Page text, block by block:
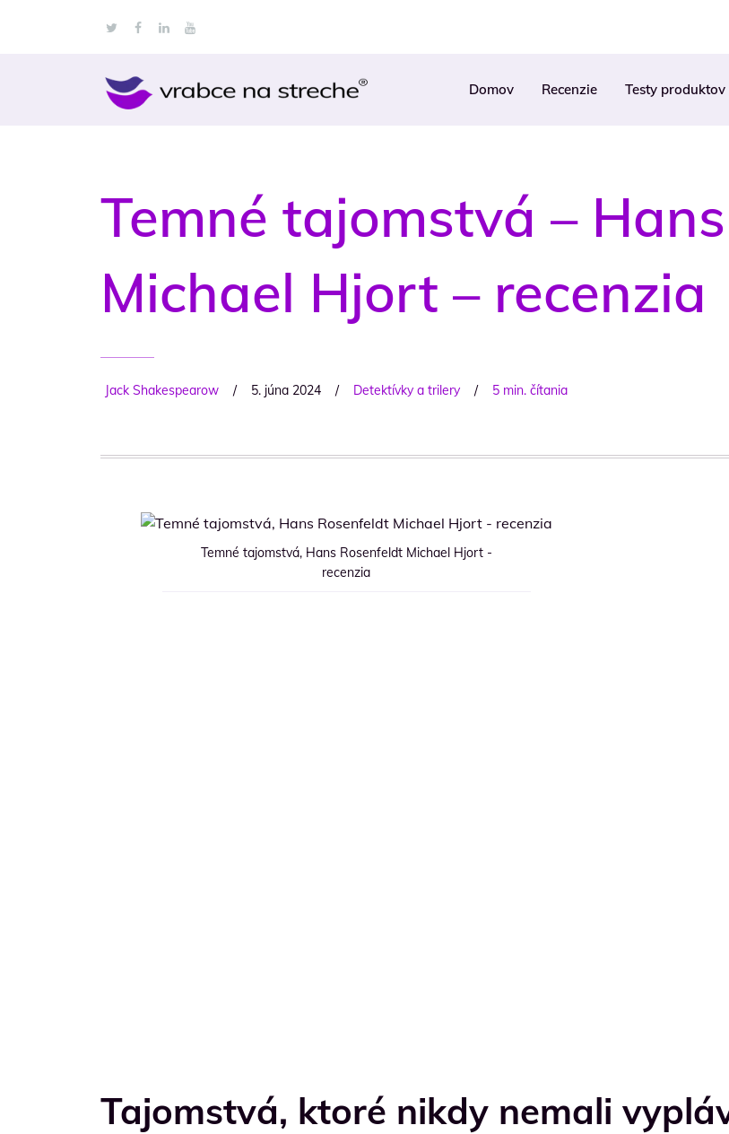
Domov Recenzie Testy
Temné tajomstvá –
Michael Hjort – recenzia
Jack Shakespearow / 5. júna 2024 / Detektívky a trilery / 5 min. čítania
Temné tajomstvá, Hans Rosenfeldt Michael Hjort -
recenzia
Tajomstvá, ktoré nikdy nemali